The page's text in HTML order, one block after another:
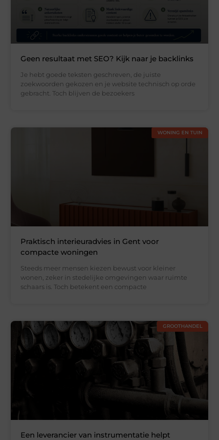
Geen resultaat met SEO? Kijk naar je backlinks
Je hebt goede teksten geschreven, de juiste
zoekwoorden gekozen en je website technisch op orde
gebracht. Toch blijven de bezoekers
WONING EN TUIN
Praktisch interieuradvies in Gent voor
compacte woningen
Steeds meer mensen kiezen bewust voor kleiner
wonen, zeker in stedelijke omgevingen waar ruimte
schaars is. Toch betekent een compacte
GROOTHANDEL
Een leverancier van instrumentatie helpt